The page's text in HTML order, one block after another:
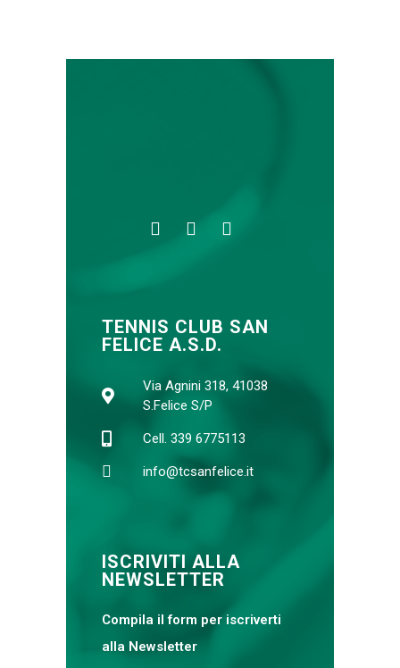
TENNIS CLUB SAN
FELICE A.S.D.
Via Agnini 318, 41038
S.Felice S/P
Cell. 339 6775113
info@tcsanfelice.it
ISCRIVITI ALLA
NEWSLETTER
Compila il form per iscriverti
alla Newsletter